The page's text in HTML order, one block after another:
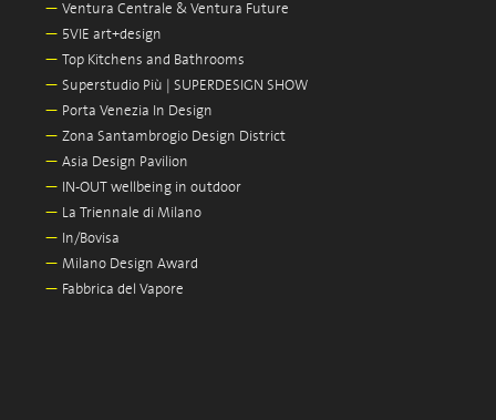
— Ventura Centrale & Ventura Future
— 5VIE art+design
— Top Kitchens and Bathrooms
— Superstudio Più | SUPERDESIGN SHOW
— Porta Venezia In Design
— Zona Santambrogio Design District
— Asia Design Pavilion
— IN-OUT wellbeing in outdoor
— La Triennale di Milano
— In/Bovisa
— Milano Design Award
— Fabbrica del Vapore